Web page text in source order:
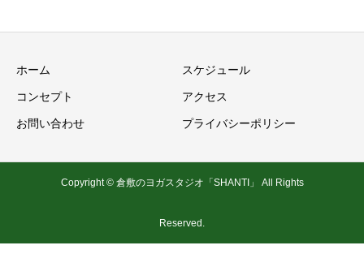
ホーム スケジュール
コンセプト アクセス
お問い合わせ プライバシーポリシー
Copyright © 倉敷のヨガスタジオ「SHANTI」 All Rights
Reserved.